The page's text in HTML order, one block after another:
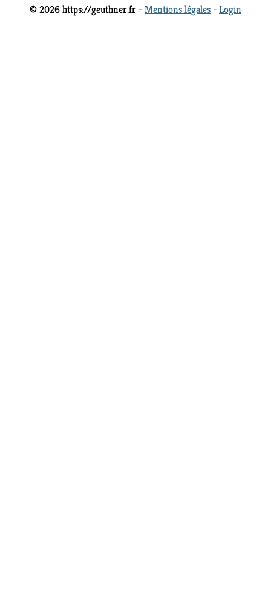
© 2026 https://geuthner.fr -Mentions légales -Login